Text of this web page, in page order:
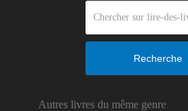
Recherche
Autres livres du même genre